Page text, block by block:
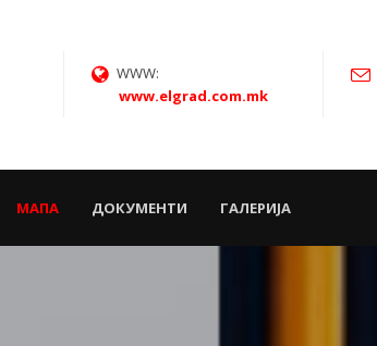
WWW:
www.elgrad.com.mk
МАПА ДОКУМЕНТИ ГАЛЕРИЈА